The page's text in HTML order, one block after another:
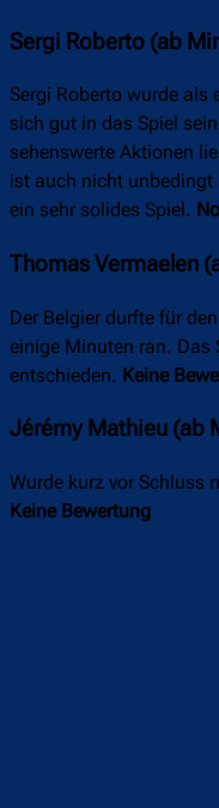
Sergi Roberto (ab
Sergi Roberto wurde als
sich gut in das Spiel
sehenswerte Aktionen
ist auch nicht unbedingt
ein sehr solides Spiel.
Thomas Vermaelen
Der Belgier durfte für
einige Minuten ran. Das
entschieden. Keine
Jérémy Mathieu (ab
Wurde kurz vor Schluss
Keine Bewertung